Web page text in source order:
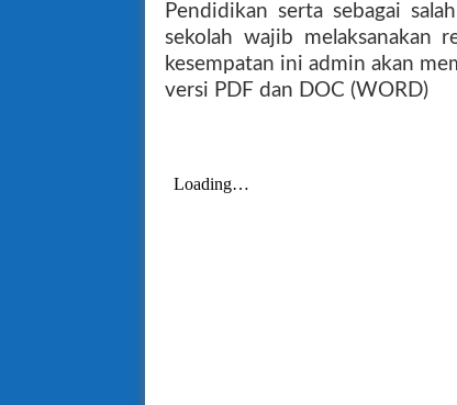
Pendidikan serta sebagai
sekolah wajib melaksanakan
kesempatan ini admin akan
versi PDF dan DOC (WORD)